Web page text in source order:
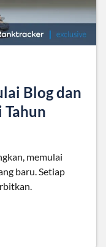
Blog dan
Tahun
memulai
baru. Setiap